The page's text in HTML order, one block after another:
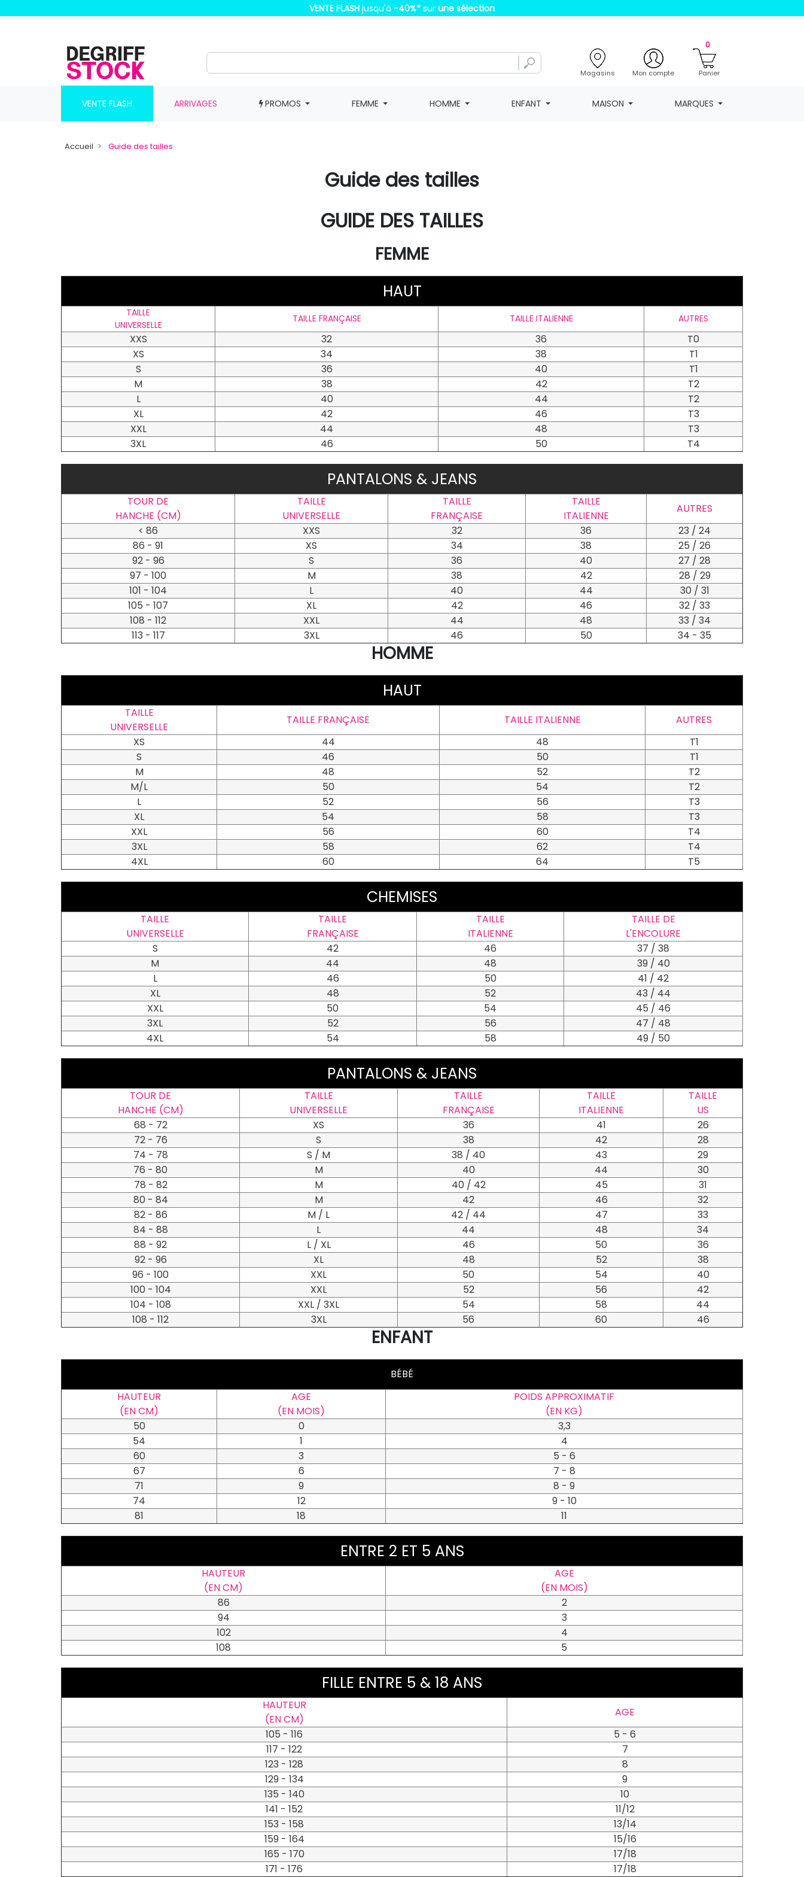
VENTE FLASH jusqu'à -40%* sur une sélection
Magasins Mon compte
0
Panier
VENTE FLASH ARRIVAGES PROMOS FEMME HOMME ENFANT MAISON MARQUES
Accueil Guide des tailles
Guide des tailles
GUIDE DES TAILLES
FEMME
HAUT
TAILLE
UNIVERSELLE
TAILLE FRANÇAISE TAILLE ITALIENNE AUTRES
XXS 32 36
T0
XS
34 38
T1
S
36 40
T1
M
38 42
T2
L
40 44
T2
XL
42 46
T3
XXL
44 48
T3
3XL
46 50 T4
PANTALONS & JEANS
TOUR DE
HANCHE (CM)
TAILLE
UNIVERSELLE
TAILLE
FRANÇAISE
TAILLE
ITALIENNE
AUTRES
< 86
XXS 32 36
23 / 24
86 - 91
XS 34 38
25 / 26
92 - 96
S 36 40
27 / 28
97 - 100
M 38 42
28 / 29
101 - 104
L 40 44
30 / 31
105 - 107
XL 42 46
32 / 33
108 - 112
XXL 44 48
33 / 34
113 - 117
3XL 46 50 34 - 35
HOMME
HAUT
TAILLE
UNIVERSELLE
TAILLE FRANÇAISE TAILLE ITALIENNE
AUTRES
XS
44 48
T1
S
46 50
T1
M
48 52
T2
M/L
50 54
T2
L
52 56
T3
XL
54 58
T3
XXL
56 60
T4
3XL
58 62
T4
4XL
60 64 T5
CHEMISES
TAILLE
UNIVERSELLE
TAILLE
FRANÇAISE
TAILLE
ITALIENNE
TAILLE DE
L'ENCOLURE
S
42 46
37 / 38
M
44 48
39 / 40
L
46 50
41 / 42
XL
48 52
43 / 44
XXL
50 54
45 / 46
3XL
52 56
47 / 48
4XL
54 58 49 / 50
PANTALONS & JEANS
TOUR DE
HANCHE (CM)
TAILLE
UNIVERSELLE
TAILLE
FRANÇAISE
TAILLE
ITALIENNE
TAILLE
US
68 - 72
XS 36 41
26
72 - 76
S 38 42
28
74 - 78
S / M 38 / 40 43
29
76 - 80
M 40 44
30
78 - 82
M 40 / 42 45
31
80 - 84
M 42 46
32
82 - 86
M / L 42 / 44 47
33
84 - 88
L 44 48
34
88 - 92
L / XL 46 50
36
92 - 96
XL 48 52
38
96 - 100
XXL 50 54
40
100 - 104
XXL 52 56
42
104 - 108
XXL / 3XL 54 58
44
108 - 112
3XL 56 60 46
ENFANT
BÉBÉ
HAUTEUR
(EN CM)
AGE
(EN MOIS)
POIDS APPROXIMATIF
(EN KG)
50
0
3,3
54
1
4
60
3
5 - 6
67
6
7 - 8
71
9
8 - 9
74
12
9 - 10
81
18 11
ENTRE 2 ET 5 ANS
HAUTEUR
(EN CM)
AGE
(EN MOIS)
86
2
94
3
102
4
108
5
FILLE ENTRE 5 & 18 ANS
HAUTEUR
(EN CM)
AGE
105 - 116
5 - 6
117 - 122
7
123 - 128
8
129 - 134
9
135 - 140
10
141 - 152
11/12
153 - 158
13/14
159 - 164
15/16
165 - 170
17/18
171 - 176
17/18